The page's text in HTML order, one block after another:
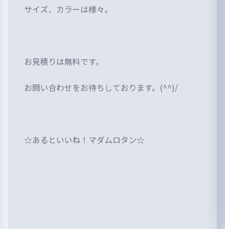
サイズ、カラーは様々。
お見積りは無料です。
お問い合わせをお待ちしております。(^^)/
☆あるといいね！マダムロタン☆